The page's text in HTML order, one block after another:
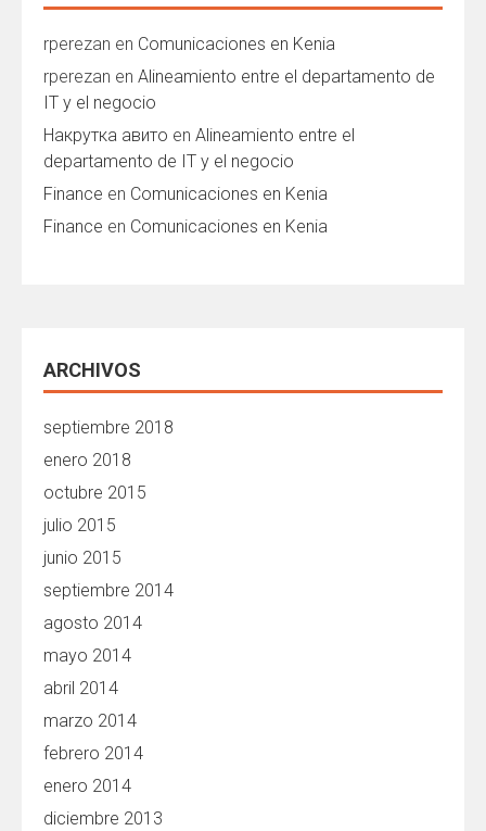
rperezan en Comunicaciones en Kenia
rperezan en Alineamiento entre el departamento de
IT y el negocio
Накрутка авито en Alineamiento entre el
departamento de IT y el negocio
Finance en Comunicaciones en Kenia
Finance en Comunicaciones en Kenia
ARCHIVOS
septiembre 2018
enero 2018
octubre 2015
julio 2015
junio 2015
septiembre 2014
agosto 2014
mayo 2014
abril 2014
marzo 2014
febrero 2014
enero 2014
diciembre 2013